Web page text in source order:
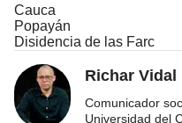
Cauca
Popayán
Disidencia de las Farc
Richar Vidal
Comunicador
Universidad del